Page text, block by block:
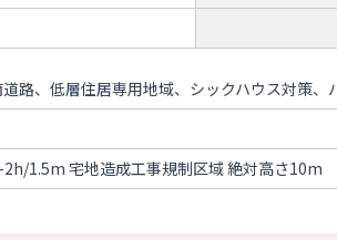
路、低層住居専用地域、シックハウス対策、
1.5m 宅地造成工事規制区域 絶対高さ10m